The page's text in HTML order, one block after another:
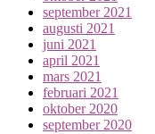
september 2021
augusti 2021
juni 2021
april 2021
mars 2021
februari 2021
oktober 2020
september 2020